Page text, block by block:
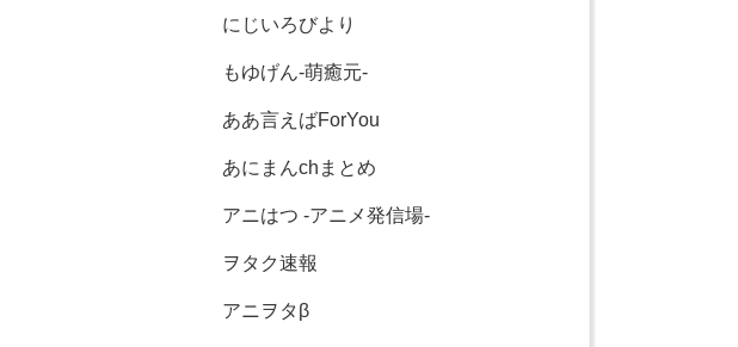
にじいろびより
もゆげん-萌癒元-
ああ言えばForYou
あにまんchまとめ
アニはつ -アニメ発信場-
ヲタク速報
アニヲタβ